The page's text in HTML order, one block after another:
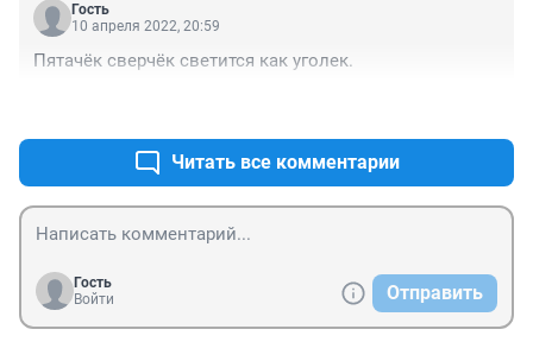
Гость
10 апреля 2022, 20:59
Пятачёк сверчёк светится как уголек.
Читать все комментарии
Гость
Войти
Отправить